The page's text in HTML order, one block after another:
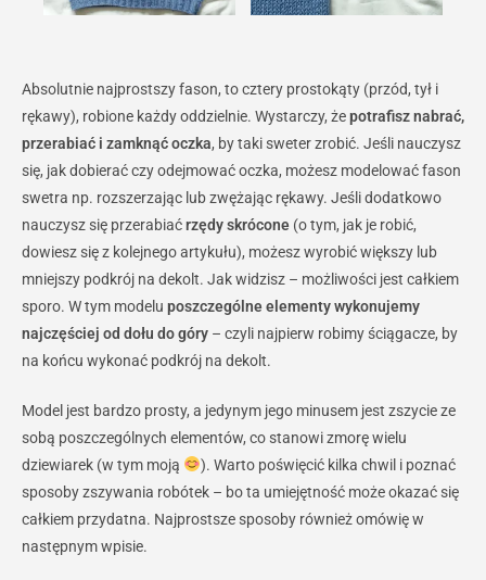
Absolutnie najprostszy fason, to cztery prostokąty (przód, tył i
rękawy), robione każdy oddzielnie. Wystarczy, żepotrafisz nabrać,
przerabiać i zamknąć oczka, by taki sweter zrobić. Jeśli nauczysz
się, jak dobierać czy odejmować oczka, możesz modelować fason
swetra np. rozszerzając lub zwężając rękawy. Jeśli dodatkowo
nauczysz się przerabiaćrzędy skrócone (o tym, jak je robić,
dowiesz się z kolejnego artykułu), możesz wyrobić większy lub
mniejszy podkrój na dekolt. Jak widzisz – możliwości jest całkiem
sporo. W tym modelu poszczególne elementywykonujemy
najczęściej od dołu do góry – czyli najpierw robimy ściągacze, by
na końcu wykonać podkrój na dekolt.
Model jest bardzo prosty, a jedynym jego minusem jest zszycie ze
sobą poszczególnych elementów, co stanowi zmorę wielu
dziewiarek (w tym moją
). Warto poświęcić kilka chwil i poznać
sposoby zszywania robótek – bo ta umiejętność może okazać się
całkiem przydatna. Najprostsze sposoby również omówię w
następnym wpisie.